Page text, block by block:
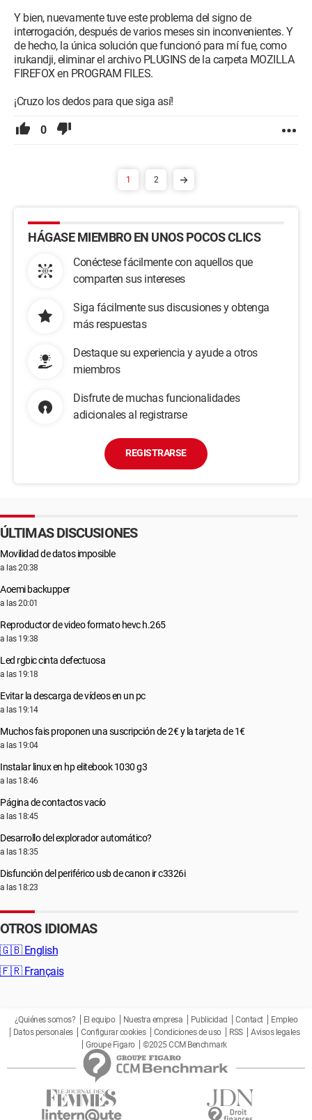
Y bien, nuevamente tuve este problema del signo de
interrogación, después de varios meses sin inconvenientes. Y
de hecho, la única solución que funcionó para mí fue, como
irukandji, eliminar el archivo PLUGINS de la carpeta MOZILLA
FIREFOX en PROGRAM FILES.
¡Cruzo los dedos para que siga así!
0
1 2
HÁGASE MIEMBRO EN UNOS POCOS CLICS
Conéctese fácilmente con aquellos que
comparten sus intereses
Siga fácilmente sus discusiones y obtenga
más respuestas
Destaque su experiencia y ayude a otros
miembros
Disfrute de muchas funcionalidades
adicionales al registrarse
REGISTRARSE
ÚLTIMAS DISCUSIONES
Movilidad de datos imposible
a las 20:38
Aoemi backupper
a las 20:01
Reproductor de video formato hevc h.265
a las 19:38
Led rgbic cinta defectuosa
a las 19:18
Evitar la descarga de vídeos en un pc
a las 19:14
Muchos fais proponen una suscripción de 2€ y la tarjeta de 1€
a las 19:04
Instalar linux en hp elitebook 1030 g3
a las 18:46
Página de contactos vacío
a las 18:45
Desarrollo del explorador automático?
a las 18:35
Disfunción del periférico usb de canon ir c3326i
a las 18:23
OTROS IDIOMAS
🇬🇧 English
🇫🇷 Français
¿Quiénes somos? El equipo Nuestra empresa Publicidad Contact
Empleo
Datos personales
Configurar cookies Condiciones de uso RSS
Avisos legales
Groupe Figaro
©2025 CCM Benchmark